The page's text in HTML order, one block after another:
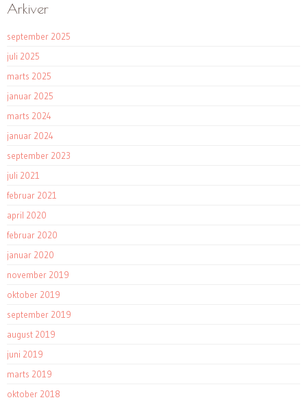
Arkiver
september 2025
juli 2025
marts 2025
januar 2025
marts 2024
januar 2024
september 2023
juli 2021
februar 2021
april 2020
februar 2020
januar 2020
november 2019
oktober 2019
september 2019
august 2019
juni 2019
marts 2019
oktober 2018